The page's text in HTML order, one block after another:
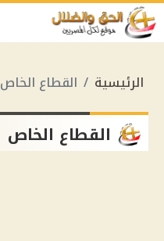
الرئيسية القطاع الخاص
القطاع الخاص